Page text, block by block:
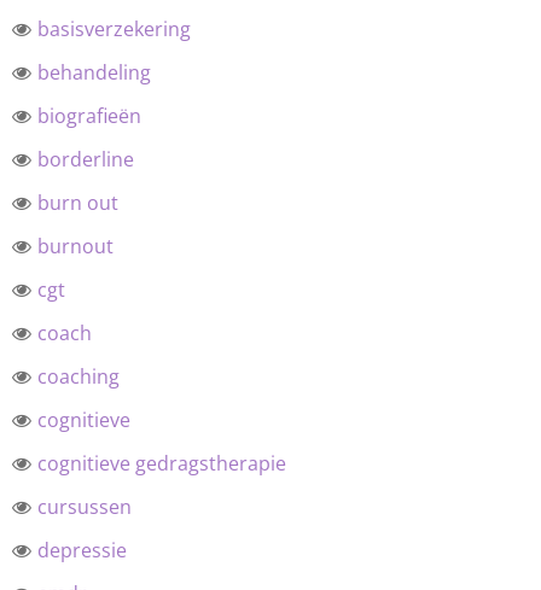
basisverzekering
behandeling
biografieën
borderline
burn out
burnout
cgt
coach
coaching
cognitieve
cognitieve gedragstherapie
cursussen
depressie